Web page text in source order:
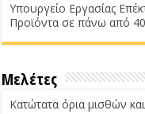
Υπουργείο Εργασίας
Προϊόντα σε πάνω από
Μελέτες
Κατώτατα όρια μισθών